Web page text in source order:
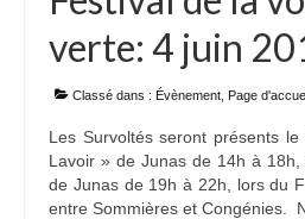
verte: 4 juin
Classé dans : Évènement Page
Les Survoltés seront présents
Lavoir » de Junas de 14h à
de Junas de 19h à 22h, lors du
entre Sommières et Congénies.